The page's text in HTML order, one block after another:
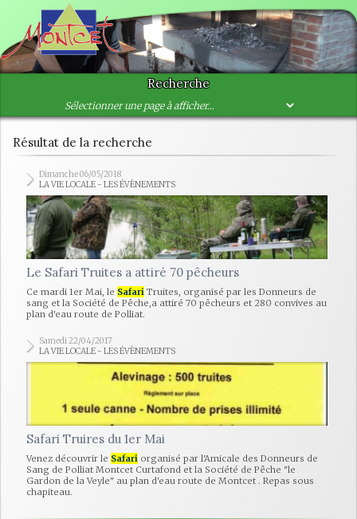
Recherche
Résultat de la recherche
Dimanche 06/05/2018
LA VIE LOCALE - LES ÉVÈNEMENTS
Le Safari Truites a attiré 70 pêcheurs
Ce mardi 1er Mai, le Safari Truites, organisé par les Donneurs de
sang et la Société de Pêche,a attiré 70 pêcheurs et 280 convives au
plan d'eau route de Polliat.
Samedi 22/04/2017
LA VIE LOCALE - LES ÉVÈNEMENTS
Safari Truires du 1er Mai
Venez découvrir le Safari organisé par l'Amicale des Donneurs de
Sang de Polliat Montcet Curtafond et la Société de Pêche "le
Gardon de la Veyle" au plan d'eau route de Montcet . Repas sous
chapiteau.